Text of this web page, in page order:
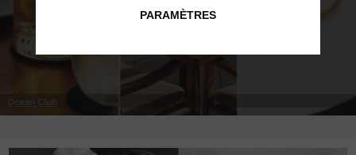
PARAMÈTRES